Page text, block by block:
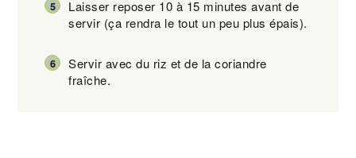
Laisser reposer 10 à 15 minutes avant de
servir (ça rendra le tout un peu plus épais).
Servir avec du riz et de la coriandre
fraîche.